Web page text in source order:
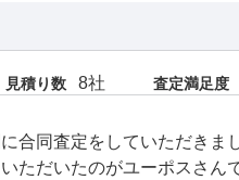
見積り数 8社 査定満足度
合同査定をしていただきま
ただいたのがユーポスさん